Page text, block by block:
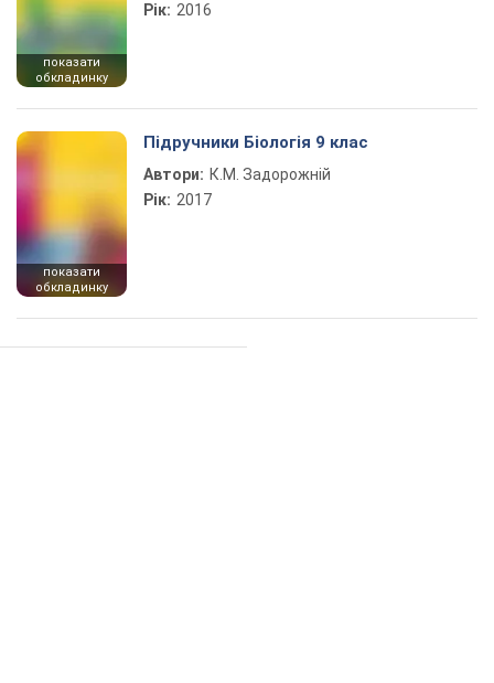
показати
обкладинку
Рік: 2016
показати
обкладинку
Підручники Біологія 9 клас
Автори: К.М. Задорожній
Рік: 2017